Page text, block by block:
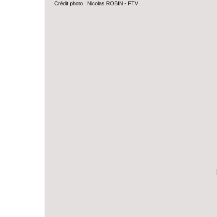
Crédit photo : Nicolas ROBIN - FTV